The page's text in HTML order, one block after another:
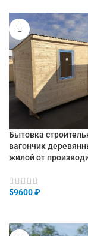
Бытовка
вагончик
жилой от
59600₽